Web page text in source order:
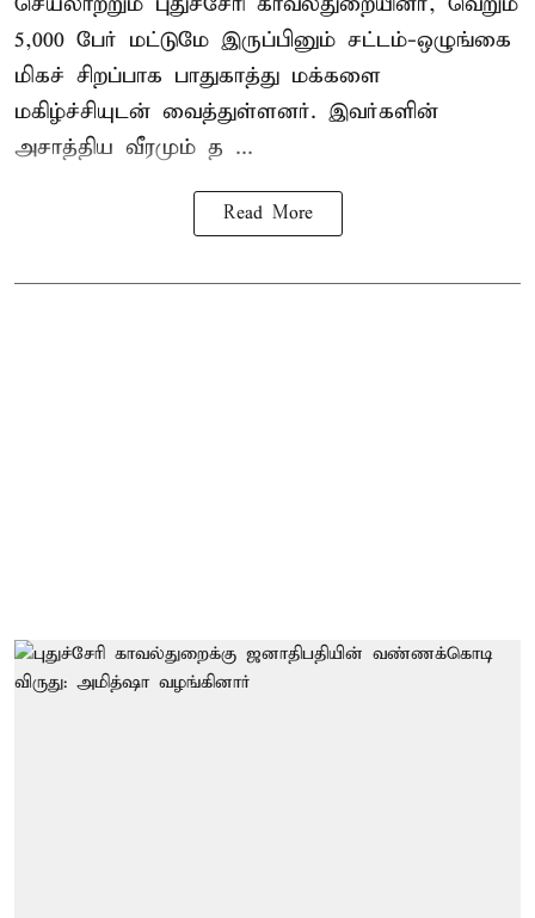
5,000 பேர் மட்டுமே இருப்பினும் சட்டம்-ஒழுங்கை
மிகச் சிறப்பாக பாதுகாத்து மக்களை
மகிழ்ச்சியுடன் வைத்துள்ளனர். இவர்களின்
அசாத்திய வீரமும் த ...
Read More